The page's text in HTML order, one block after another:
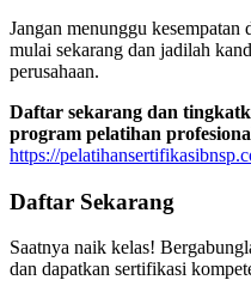
Jangan menunggu
mulai sekarang dan jadilah
perusahaan.
Daftar sekarang dan
program pelatihan
https://
Daftar Sekarang
Saatnya naik kelas!
dan dapatkan sertifikasi